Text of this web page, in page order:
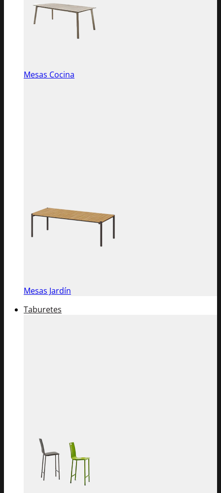
Mesas Cocina
Mesas Jardín
Taburetes